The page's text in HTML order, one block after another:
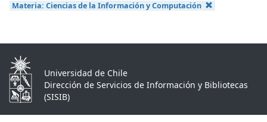
Materia: Ciencias de la Información y Computación
Universidad de Chile
Dirección de Servicios de Información y Bibliotecas
(SISIB)